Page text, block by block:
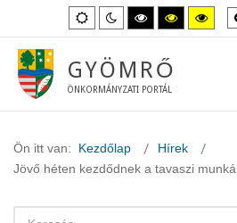
Alapértelmezett
mód
Éjszakai
mód
Magas
kontraszt
fekete-
mód.
Magas
kontraszt
fekete-
GYÖMRŐ
ÖNKORMÁNYZATI PORTÁL
Ön itt van: Kezdőlap
Hírek
Jövő héten kezdődnek a tavaszi